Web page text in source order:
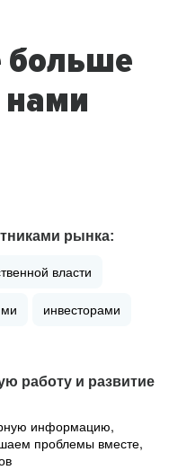
больше
нами
рынка:
власти
инвесторами
работу и развитие
информацию,
проблемы вместе,